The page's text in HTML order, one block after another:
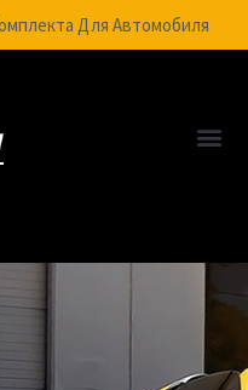
Для Автомобиля